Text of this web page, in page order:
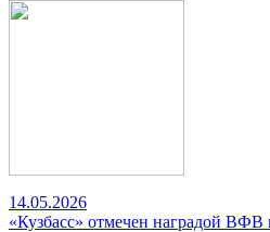
14.05.2026
«Кузбасс» отмечен наградой ВФВ